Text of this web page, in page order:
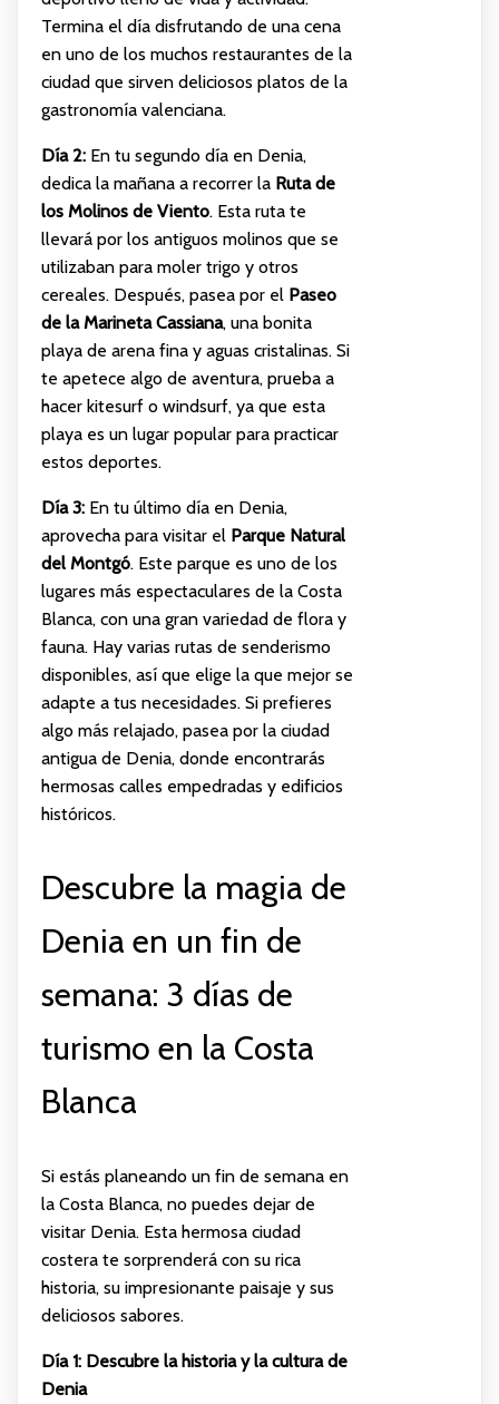
Termina el día disfrutando de una cena
en uno de los muchos restaurantes de la
ciudad que sirven deliciosos platos de la
gastronomía valenciana.
Día 2:En tu segundo día en Denia,
dedica la mañana a recorrer la Ruta de
los Molinos de Viento. Esta ruta te
llevará por los antiguos molinos que se
utilizaban para moler trigo y otros
cereales. Después, pasea por el Paseo
de la Marineta Cassiana, una bonita
playa de arena fina y aguas cristalinas. Si
te apetece algo de aventura, prueba a
hacer kitesurf o windsurf, ya que esta
playa es un lugar popular para practicar
estos deportes.
Día 3:En tu último día en Denia,
aprovecha para visitar el Parque Natural
del Montgó. Este parque es uno de los
lugares más espectaculares de la Costa
Blanca, con una gran variedad de flora y
fauna. Hay varias rutas de senderismo
disponibles, así que elige la que mejor se
adapte a tus necesidades. Si prefieres
algo más relajado, pasea por la ciudad
antigua de Denia, donde encontrarás
hermosas calles empedradas y edificios
históricos.
Descubre la magia de
Denia en un fin de
semana: 3 días de
turismo en la Costa
Blanca
Si estás planeando un fin de semana en
la Costa Blanca, no puedes dejar de
visitar Denia. Esta hermosa ciudad
costera te sorprenderá con su rica
historia, su impresionante paisaje y sus
deliciosos sabores.
Día 1: Descubre la historia y la cultura de
Denia